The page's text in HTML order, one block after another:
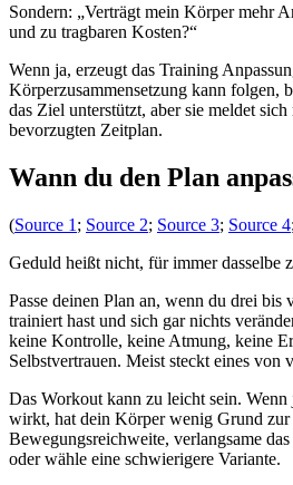
Sondern: „Verträgt mein Körper mehr
und zu tragbaren Kosten?“
Wenn ja, erzeugt das Training
Körperzusammensetzung kann folgen,
das Ziel unterstützt, aber sie meldet
bevorzugten Zeitplan.
Wann du den Plan
(Source 1 ; Source 2; Source 3; Source 4;
Geduld heißt nicht, für immer dasselbe
Passe deinen Plan an, wenn du drei bis
trainiert hast und sich gar nichts
keine Kontrolle, keine Atmung, keine
Selbstvertrauen. Meist steckt eines von
Das Workout kann zu leicht sein.
wirkt, hat dein Körper wenig Grund zur
Bewegungsreichweite, verlangsame
oder wähle eine schwierigere Variante.